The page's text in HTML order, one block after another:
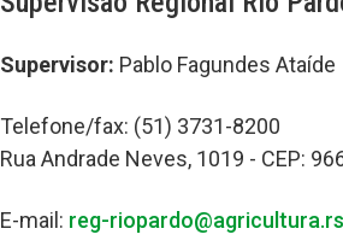
Supervisor: Pablo Fagundes Ataíde
Telefone/fax: (51) 3731-8200
Rua Andrade Neves, 1019 - CEP:
E-mail: reg-